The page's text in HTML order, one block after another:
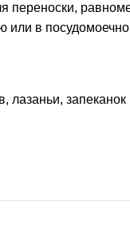
переноски,
или в
лазаньи,